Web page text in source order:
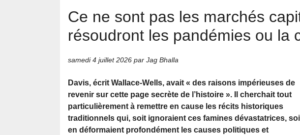
Ce ne sont pas les marchés
résoudront les pandémies ou la
samedi 4 juillet 2026 par Jag Bhalla
Davis, écrit Wallace-Wells, avait « des raisons impérieuses de
revenir sur cette page secrète de l’histoire ». Il cherchait tout
particulièrement à remettre en cause les récits historiques
traditionnels qui, soit ignoraient ces famines dévastatrices,
en déformaient profondément les causes politiques et